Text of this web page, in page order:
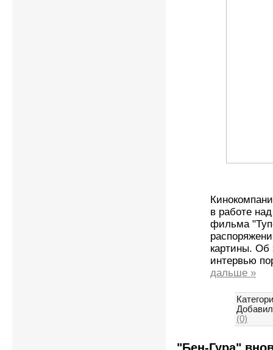
в работе
фильма
картины. Об
интервью
дальше »
(0)
"Бен-Гура"